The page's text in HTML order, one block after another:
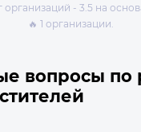
организаций - 3.5 на
🔥 1 организации.
вопросы по